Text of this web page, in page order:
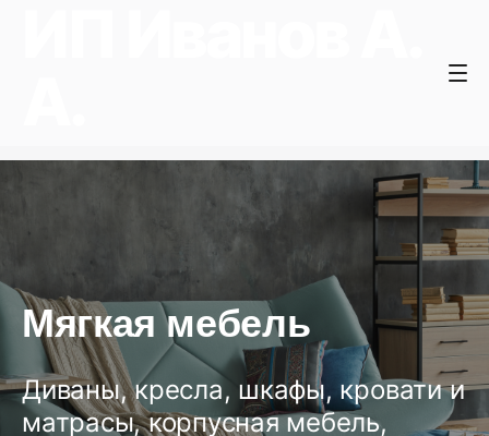
Мягкая мебель
Диваны, кресла, шкафы, кровати и
матрасы, корпусная мебель,